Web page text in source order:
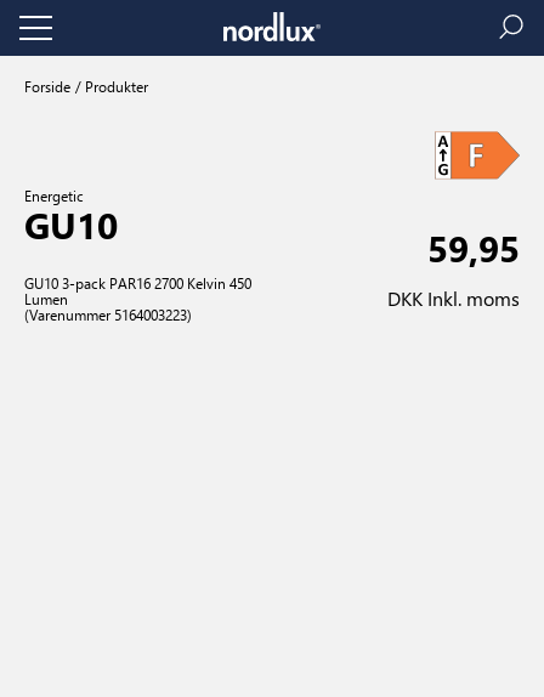
Forside Produkter
Energetic
GU10
GU10 3-pack PAR16 2700 Kelvin 450
Lumen
(Varenummer 5164003223)
59,95
DKK Inkl. moms